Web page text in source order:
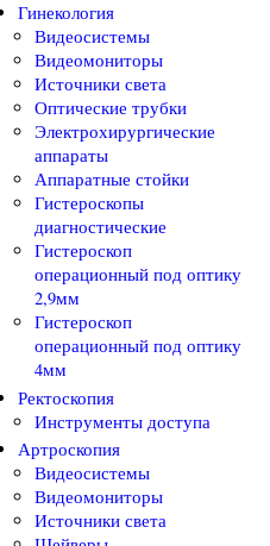
Гинекология
Видеосистемы
Видеомониторы
Источники света
Оптические трубки
Электрохирургические
аппараты
Аппаратные стойки
Гистероскопы
диагностические
Гистероскоп
операционный под оптику
2,9мм
Гистероскоп
операционный под оптику
4мм
Ректоскопия
Инструменты доступа
Артроскопия
Видеосистемы
Видеомониторы
Источники света